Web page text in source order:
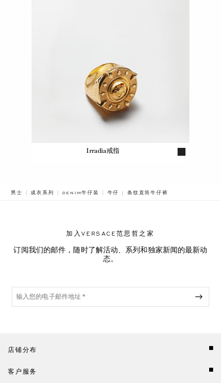
Irradia戒指
男士 成衣系列 DENIM牛仔装 牛仔 条纹直筒牛仔裤
加入VERSACE范思哲之家
订阅我们的邮件，随时了解活动、系列和独家新闻的最新动
态。
店铺分布
客户服务